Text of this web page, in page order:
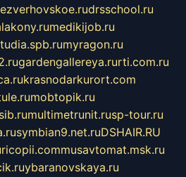
drsschool.ru
medikijob.ru
myragon.ru
gardengallereya.rurti.com.ru
krasnodarkurort.com
mobtopik.ru
multimetrunit.rusp-tour.ru
symbian9.net.ruDSHAIR.RU
musavtomat.msk.ru
ybaranovskaya.ru